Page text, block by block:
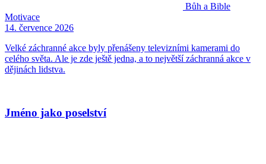
Bůh a Bible
Motivace
14. července 2026
Velké záchranné akce byly přenášeny televizními kamerami do
celého světa. Ale je zde ještě jedna, a to největší záchranná akce v
dějinách lidstva.
Jméno jako poselství